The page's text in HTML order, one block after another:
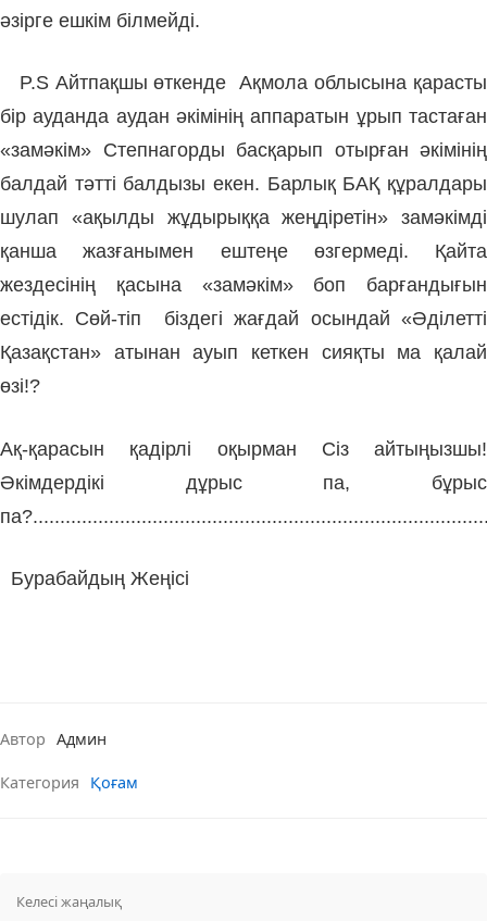
әзірге ешкім білмейді.
P.S Айтпақшы өткенде Ақмола облысына қарасты
бір ауданда аудан әкімінің аппаратын ұрып тастаған
«замәкім» Степнагорды басқарып отырған әкімінің
балдай тәтті балдызы екен. Барлық БАҚ құралдары
шулап «ақылды жұдырыққа жеңдіретін» замәкімді
қанша жазғанымен ештеңе өзгермеді. Қайта
жездесінің қасына «замәкім» боп барғандығын
естідік. Сөй-тіп біздегі жағдай осындай «Әділетті
Қазақстан» атынан ауып кеткен сияқты ма қалай
өзі!?
Ақ-қарасын қадірлі оқырман Сіз айтыңызшы!
Әкімдердікі дұрыс па, бұрыс
Бурабайдың Жеңісі
Автор Админ
Категория Қоғам
Келесі жаңалық